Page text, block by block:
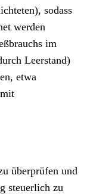
sodass
werden
im
Leerstand)
etwa
überprüfen und
steuerlich zu